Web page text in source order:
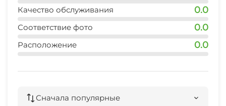
Качество обслуживания 0.0
Соответствие фото 0.0
Расположение 0.0
Сначала популярные